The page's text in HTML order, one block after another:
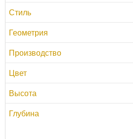
Стиль
Геометрия
Производство
Цвет
Высота
Глубина